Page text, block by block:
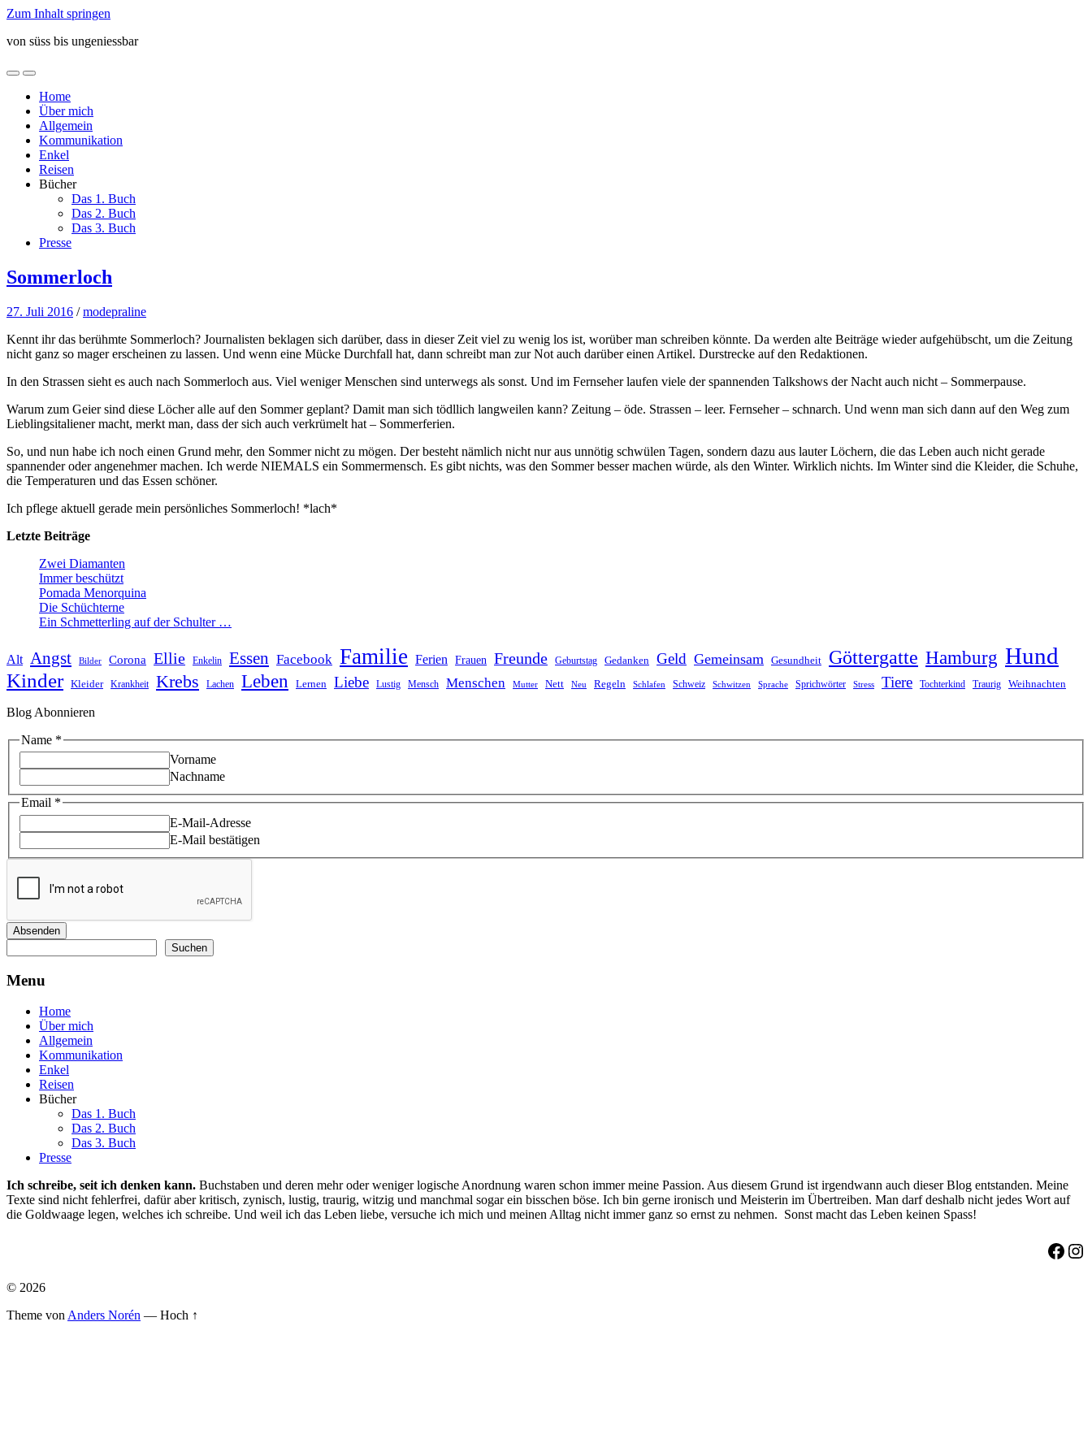
Zum Inhalt springen
von süss bis ungeniessbar
Mobile-
ein-/ausblenden
Suchfeld
ein-/ausblenden
Home
Über mich
Allgemein
Kommunikation
Enkel
Reisen
Bücher
Das 1. Buch
Das 2. Buch
Das 3. Buch
Presse
Sommerloch
27. Juli 2016 /modepraline
Kennt ihr das berühmte Sommerloch? Journalisten beklagen sich darüber, dass in dieser Zeit viel zu wenig los ist, worüber man schreiben könnte. Da werden alte Beiträge wieder aufgehübscht, um die Zeitung
nicht ganz so mager erscheinen zu lassen. Und wenn eine Mücke Durchfall hat, dann schreibt man zur Not auch darüber einen Artikel. Durstrecke auf den Redaktionen.
In den Strassen sieht es auch nach Sommerloch aus. Viel weniger Menschen sind unterwegs als sonst. Und im Fernseher laufen viele der spannenden Talkshows der Nacht auch nicht – Sommerpause.
Warum zum Geier sind diese Löcher alle auf den Sommer geplant? Damit man sich tödllich langweilen kann? Zeitung – öde. Strassen – leer. Fernseher – schnarch. Und wenn man sich dann auf den Weg zum
Lieblingsitaliener macht, merkt man, dass der sich auch verkrümelt hat – Sommerferien.
So, und nun habe ich noch einen Grund mehr, den Sommer nicht zu mögen. Der besteht nämlich nicht nur aus unnötig schwülen Tagen, sondern dazu aus lauter Löchern, die das Leben auch nicht gerade
spannender oder angenehmer machen. Ich werde NIEMALS ein Sommermensch. Es gibt nichts, was den Sommer besser machen würde, als den Winter. Wirklich nichts. Im Winter sind die Kleider, die Schuhe,
die Temperaturen und das Essen schöner.
Ich pflege aktuell gerade mein persönliches Sommerloch! *lach*
Letzte Beiträge
Zwei Diamanten
Immer beschützt
Pomada Menorquina
Die Schüchterne
Ein Schmetterling auf der Schulter …
Alt Angst Bilder Corona Ellie Enkelin Essen Facebook Familie Ferien Frauen Freunde Geburtstag Gedanken Geld Gemeinsam Gesundheit Göttergatte Hamburg Hund
Kinder Kleider Krankheit Krebs Lachen Leben Lernen Liebe Lustig Mensch Menschen Mutter Nett Neu Regeln Schlafen Schweiz Schwitzen Sprache Sprichwörter Stress Tiere Tochterkind Traurig Weihnachten
Blog Abonnieren
Email
Name
Name *
Vorname
Nachname
Email *
E-Mail-Adresse
E-Mail bestätigen
Absenden
Suchen
Menu
Home
Über mich
Allgemein
Kommunikation
Enkel
Reisen
Bücher
Das 1. Buch
Das 2. Buch
Das 3. Buch
Presse
Ich schreibe, seit ich denken kann. Buchstaben und deren mehr oder weniger logische Anordnung waren schon immer meine Passion. Aus diesem Grund ist irgendwann auch dieser Blog entstanden. Meine
Texte sind nicht fehlerfrei, dafür aber kritisch, zynisch, lustig, traurig, witzig und manchmal sogar ein bisschen böse. Ich bin gerne ironisch und Meisterin im Übertreiben. Man darf deshalb nicht jedes Wort auf
die Goldwaage legen, welches ich schreibe. Und weil ich das Leben liebe, versuche ich mich und meinen Alltag nicht immer ganz so ernst zu nehmen. Sonst macht das Leben keinen Spass!
© 2026
Theme vonAnders Norén — Hoch ↑